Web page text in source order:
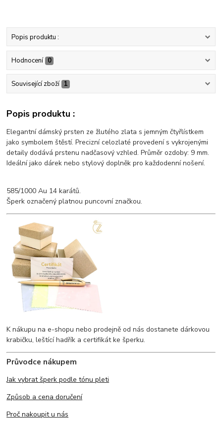
Popis produktu :
Hodnocení 0
Související zboží 1
Popis produktu :
Elegantní dámský prsten ze žlutého zlata s jemným čtyřlístkem
jako symbolem štěstí. Precizní celozlaté provedení s vykrojenými
detaily dodává prstenu nadčasový vzhled. Průměr ozdoby: 9 mm.
Ideální jako dárek nebo stylový doplněk pro každodenní nošení.
585/1000 Au 14 karátů.
Šperk označený platnou puncovní značkou.
K nákupu na e-shopu nebo prodejně od nás dostanete dárkovou
krabičku, leštící hadřík a certifikát ke šperku.
Průvodce nákupem
Jak vybrat šperk podle tónu pleti
Způsob a cena doručení
Proč nakoupit u nás